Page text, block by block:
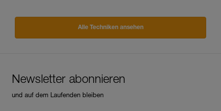
Alle Techniken ansehen
Newsletter abonnieren
und auf dem Laufenden bleiben